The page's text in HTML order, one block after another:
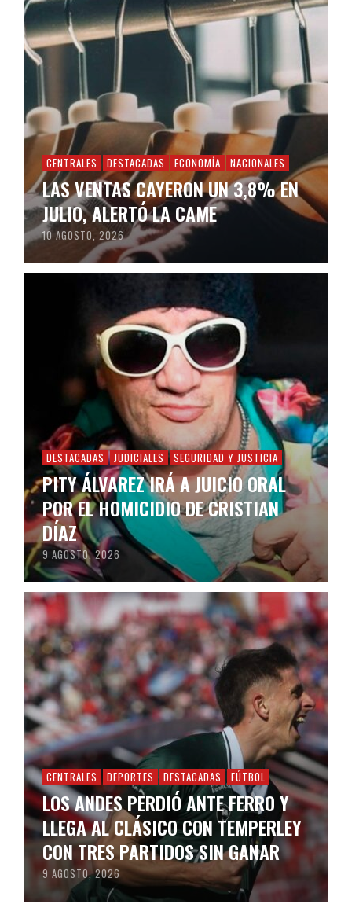
CENTRALES DESTACADAS ECONOMÍA NACIONALES
LAS VENTAS CAYERON UN 3,8% EN
JULIO, ALERTÓ LA CAME
10 AGOSTO, 2026
DESTACADAS JUDICIALES SEGURIDAD Y JUSTICIA
PITY ÁLVAREZ IRÁ A JUICIO ORAL
POR EL HOMICIDIO DE CRISTIAN
DÍAZ
9 AGOSTO, 2026
CENTRALES DEPORTES DESTACADAS FÚTBOL
LOS ANDES PERDIÓ ANTE FERRO Y
LLEGA AL CLÁSICO CON TEMPERLEY
CON TRES PARTIDOS SIN GANAR
9 AGOSTO, 2026